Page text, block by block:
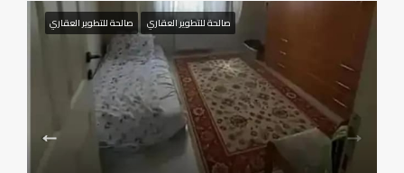
صالحة للتطوير العقاري صالحة للتطوير العقاري